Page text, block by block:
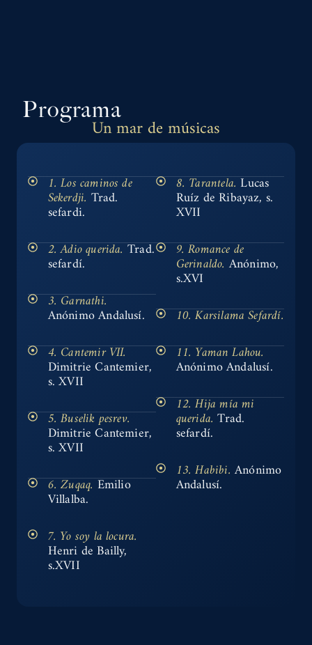
Programa
Un mar de músicas
1. Los caminos de
Sekerdji. Trad.
sefardi.
2. Adio querida. Trad.
sefardí.
3. Garnathi.
Anónimo Andalusí.
4. Cantemir VII.
Dimitrie Cantemier,
s. XVII
5. Buselik pesrev.
Dimitrie Cantemier,
s. XVII
6. Zuqaq. Emilio
Villalba.
7. Yo soy la locura.
Henri de Bailly,
s.XVII
8. Tarantela. Lucas
Ruíz de Ribayaz, s.
XVII
9. Romance de
Gerinaldo. Anónimo,
s.XVI
10. Karsilama Sefardí.
11. Yaman Lahou.
Anónimo Andalusí.
12. Hija mía mi
querida. Trad.
sefardí.
13. Habibi. Anónimo
Andalusí.